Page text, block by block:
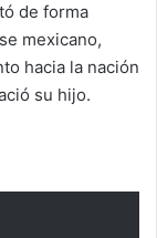
de forma
mexicano,
hacia la nación
su hijo.